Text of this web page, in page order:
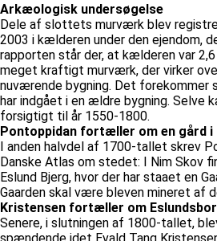
Arkæologisk undersøgelse
Dele af slottets murværk blev
2003 i kælderen under den ejendom,
rapporten står der, at kælderen var
meget kraftigt murværk, der virker
nuværende bygning. Det forekommer
har indgået i en ældre bygning. Selve
forsigtigt til år 1550-1800.
Pontoppidan fortæller om en gård i
I anden halvdel af 1700-tallet skrev
Danske Atlas om stedet: I Nim Skov
Eslund Bjerg, hvor der har staaet en
Gaarden skal være bleven mineret af
Kristensen fortæller om
Senere, i slutningen af 1800-tallet,
spændende idet Evald Tang